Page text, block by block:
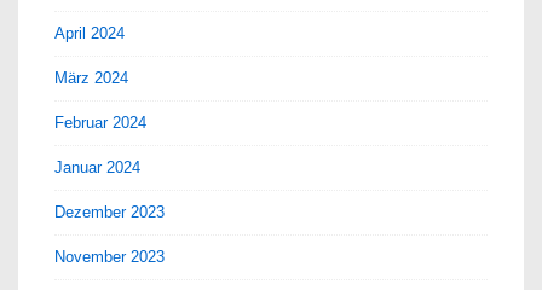
April 2024
März 2024
Februar 2024
Januar 2024
Dezember 2023
November 2023